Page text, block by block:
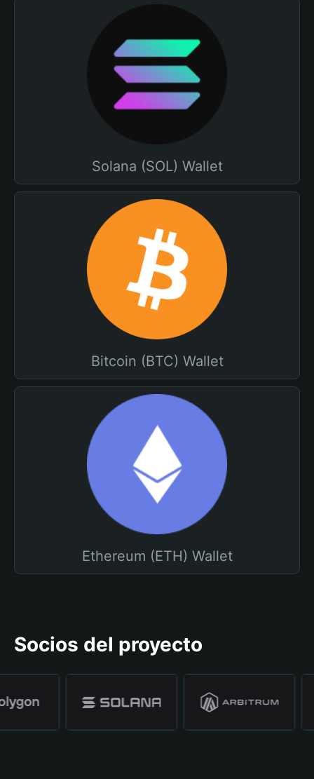
Solana (SOL) Wallet
Bitcoin (BTC) Wallet
Ethereum (ETH) Wallet
Socios del proyecto